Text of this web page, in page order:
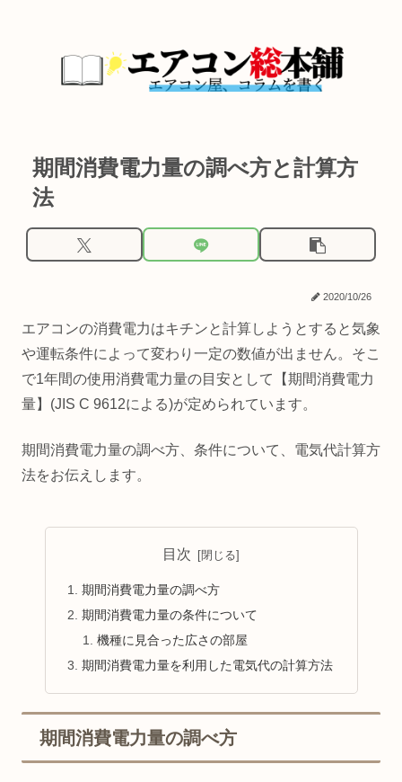
期間消費電力量の調べ方と計算方
法
2020/10/26
エアコンの消費電力はキチンと計算しようとすると気象
や運転条件によって変わり一定の数値が出ません。そこ
で1年間の使用消費電力量の目安として【期間消費電力
量】(JIS C 9612による)が定められています。
期間消費電力量の調べ方、条件について、電気代計算方
法をお伝えします。
目次
期間消費電力量の調べ方
期間消費電力量の条件について
機種に見合った広さの部屋
期間消費電力量を利用した電気代の計算方法
期間消費電力量の調べ方